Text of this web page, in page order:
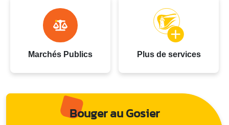
Marchés Publics Plus de services
Bouger au Gosier